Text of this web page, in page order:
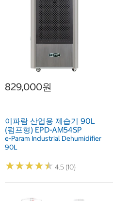
829,000원
이파람 산업용 제습기 90L
(펌프형) EPD-AM54SP
e-Param Industrial Dehumidifier
90L
★★★★★
★★★★★ 4.5 (10)